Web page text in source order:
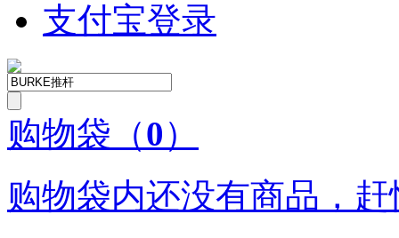
支付宝登录
购物袋 （0）
购物袋内还没有商品，